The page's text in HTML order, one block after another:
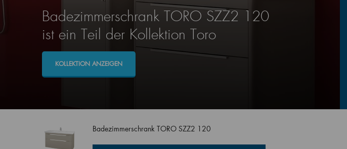
Badezimmerschrank TORO SZZ2 120
ist ein Teil der Kollektion Toro
KOLLEKTION ANZEIGEN
Badezimmerschrank TORO SZZ2 120